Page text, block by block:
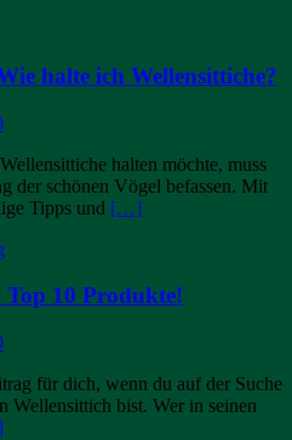
halte ich Wellensittiche?
halten möchte, muss
der schönen Vögel befassen. Mit
Tipps und […]
Top 10 Produkte!
für dich, wenn du auf der Suche
Wellensittich bist. Wer in seinen